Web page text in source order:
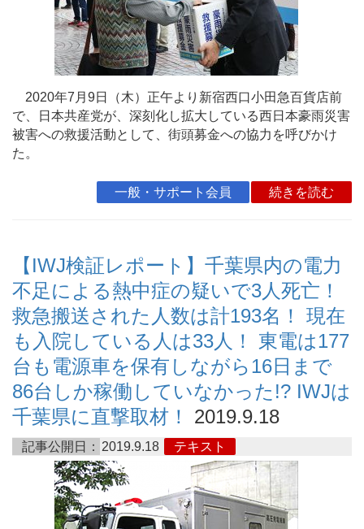
2020年7月9日（木）正午より新宿西口小田急百貨店前
で、日本共産党が、深刻化し拡大している西日本豪雨災害
被害への救援活動として、街頭募金への協力を呼びかけ
た。
一般・サポート会員 続きを読む
【IWJ検証レポート】千葉県内の電力
不足による熱中症の疑いで3人死亡！
救急搬送された人数は計193名！ 現在
も入院している人は33人！ 東電は177
台も電源車を保有しながら16日まで
86台しか稼働していなかった!? IWJは
千葉県に直撃取材！
2019.9.18
記事公開日： 2019.9.18 テキスト